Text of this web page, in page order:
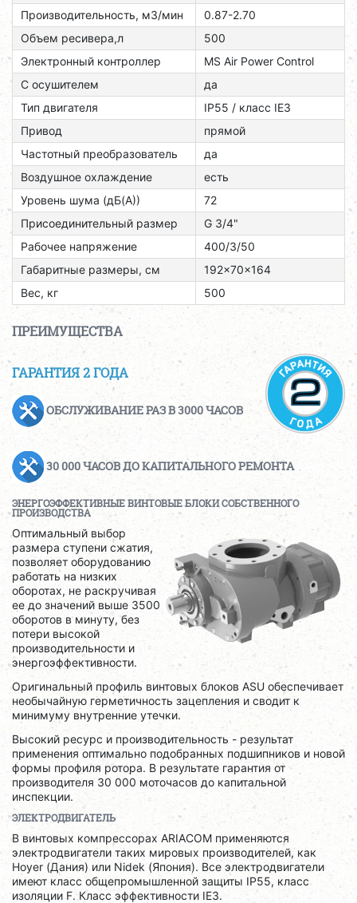
Производительность, м3/мин
0.87-2.70
Объем ресивера,л
500
Электронный контроллер
MS Air Power Control
С осушителем
да
Тип двигателя
ІР55 / класс ІЕЗ
Привод
прямой
Частотный преобразователь
да
Воздушное охлаждение
есть
Уровень шума (дБ(А))
72
Присоединительный размер
G 3/4"
Рабочее напряжение
400/3/50
Габаритные размеры, см
192x70x164
Вес, кг
500
ПРЕИМУЩЕСТВА
ГАРАНТИЯ 2 ГОДА
ОБСЛУЖИВАНИЕ РАЗ В 3000 ЧАСОВ
30 000 ЧАСОВ ДО КАПИТАЛЬНОГО РЕМОНТА
ЭНЕРГОЭФФЕКТИВНЫЕ ВИНТОВЫЕ БЛОКИ СОБСТВЕННОГО
ПРОИЗВОДСТВА
Оптимальный выбор
размера ступени сжатия,
позволяет оборудованию
работать на низких
оборотах, не раскручивая
ее до значений выше 3500
оборотов в минуту, без
потери высокой
производительности и
энергоэффективности.
Оригинальный профиль винтовых блоков ASU обеспечивает
необычайную герметичность зацепления и сводит к
минимуму внутренние утечки.
Высокий ресурс и производительность - результат
применения оптимально подобранных подшипников и новой
формы профиля ротора. В результате гарантия от
производителя 30 000 моточасов до капитальной
инспекции.
ЭЛЕКТРОДВИГАТЕЛЬ
В винтовых компрессорах ARIACOM применяются
электродвигатели таких мировых производителей, как
Hoyer (Дания) или Nidek (Япония). Все электродвигатели
имеют класс общепромышленной защиты IP55, класс
изоляции F. Класс эффективности IE3.